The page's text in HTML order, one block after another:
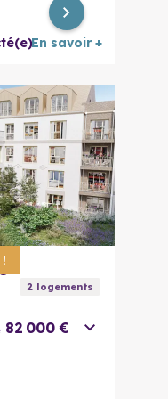
525 000 €
En savoir +
2logements
82 000 €